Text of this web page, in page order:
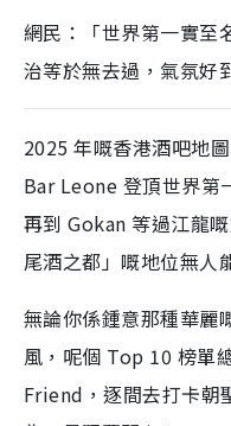
網民：「世界第一實至
治等於無去過，氣氛好
2025 年嘅香港酒吧地
Bar Leone 登頂世界第
再到 Gokan 等過江龍
尾酒之都」嘅地位無人
無論你係鍾意那種華麗
風，呢個 Top 10 榜單
Friend，逐間去打卡朝